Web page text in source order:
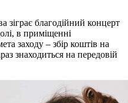
зіграє благодійний концерт
в приміщенні
заходу – збір коштів на
знаходиться на передовій